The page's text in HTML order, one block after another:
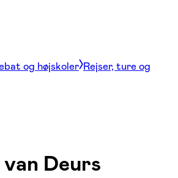
og højskoler Rejser, ture og
Deurs